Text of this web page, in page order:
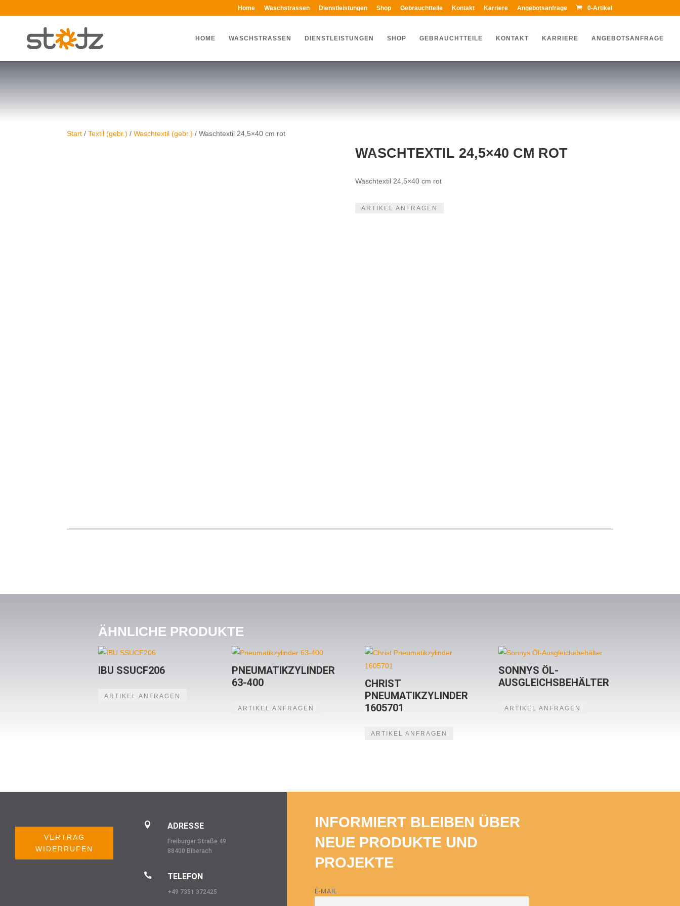
Home Waschstrassen Dienstleistungen Shop Gebrauchtteile Kontakt Karriere Angebotsanfrage 0-Artikel
HOME WASCHSTRASSEN DIENSTLEISTUNGEN SHOP GEBRAUCHTTEILE KONTAKT KARRIERE ANGEBOTSANFRAGE
Start / Textil (gebr.) / Waschtextil (gebr.) / Waschtextil 24,5×40 cm rot
WASCHTEXTIL 24,5×40 CM ROT
Waschtextil 24,5×40 cm rot
ARTIKEL ANFRAGEN
ÄHNLICHE PRODUKTE
IBU SSUCF206
ARTIKEL ANFRAGEN
PNEUMATIKZYLINDER
63-400
ARTIKEL ANFRAGEN
CHRIST
PNEUMATIKZYLINDER
1605701
ARTIKEL ANFRAGEN
SONNYS ÖL-
AUSGLEICHSBEHÄLTER
ARTIKEL ANFRAGEN
VERTRAG
WIDERRUFEN
 ADRESSE
Freiburger Straße 49
88400 Biberach
 TELEFON
+49 7351 372425
INFORMIERT BLEIBEN ÜBER
NEUE PRODUKTE UND
PROJEKTE
E-MAIL